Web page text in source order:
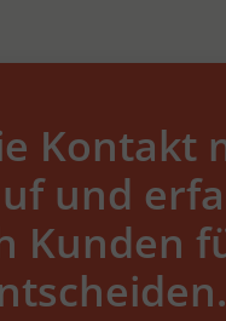
Kontakt
und
Kunden